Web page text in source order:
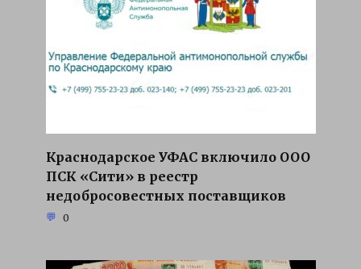
Краснодарское УФАС включило ООО
ПСК «Сити» в реестр
недобросовестных поставщиков
0